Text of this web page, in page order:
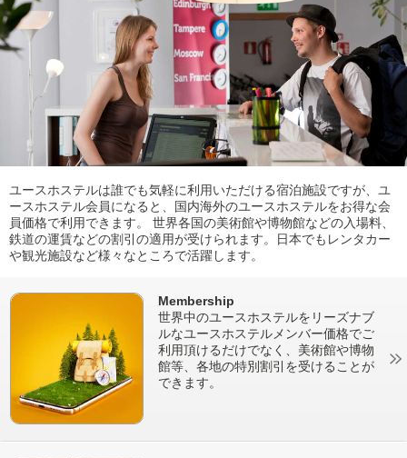
ユースホステルは誰でも気軽に利用いただける宿泊施設ですが、ユ
ースホステル会員になると、国内海外のユースホステルをお得な会
員価格で利用できます。 世界各国の美術館や博物館などの入場料、
鉄道の運賃などの割引の適用が受けられます。日本でもレンタカー
や観光施設など様々なところで活躍します。
Membership
世界中のユースホステルをリーズナブ
ルなユースホステルメンバー価格でご
利用頂けるだけでなく、美術館や博物
館等、各地の特別割引を受けることが
できます。